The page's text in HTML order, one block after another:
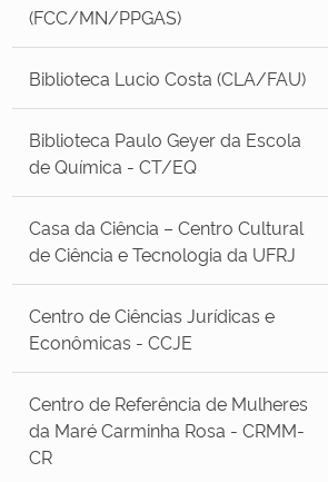
(FCC/MN/PPGAS)
Biblioteca Lucio Costa (CLA/FAU)
Biblioteca Paulo Geyer da Escola
de Química - CT/EQ
Casa da Ciência – Centro Cultural
de Ciência e Tecnologia da UFRJ
Centro de Ciências Jurídicas e
Econômicas - CCJE
Centro de Referência de Mulheres
da Maré Carminha Rosa - CRMM-
CR